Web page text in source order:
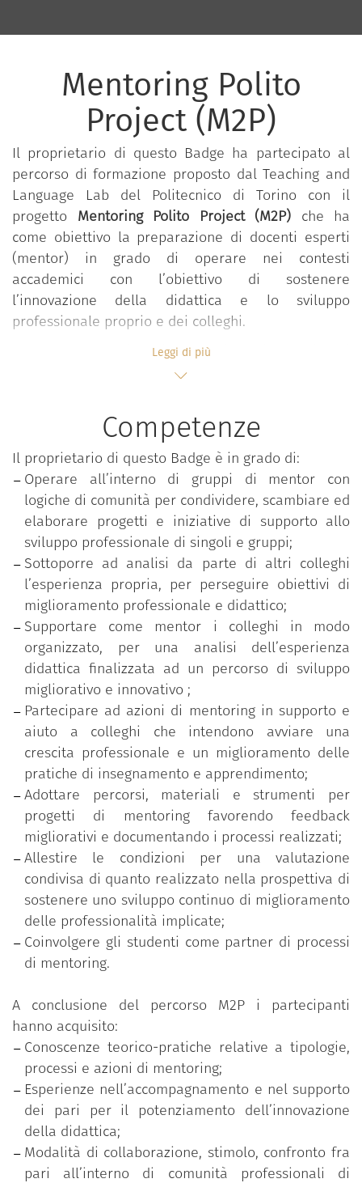
Mentoring Polito
Project (M2P)
Il proprietario di questo Badge ha partecipato al
percorso di formazione proposto dal Teaching and
Language Lab del Politecnico di Torino con il
progetto Mentoring Polito Project (M2P) che ha
come obiettivo la preparazione di docenti esperti
(mentor) in grado di operare nei contesti
accademici con l’obiettivo di sostenere
l’innovazione della didattica e lo sviluppo
professionale proprio e dei colleghi.
Il progetto punta infatti a costruire nei partecipanti
competenze volte ad accompagnare i colleghi
didattiche e professionali, operando in comunità
che riflettono e condividono approcci, valori e
pratiche professionali innovative e facilitano il
processo di affiliazione organizzativa. L’adesione
avviene attraverso una call di ateneo che seleziona
gli aspiranti in base al possesso di titoli formativi e
alla realizzazione di progetti didattici innovativi e di
qualità.
Il percorso progettuale richiede ai partecipanti un
impegno attivo su quattro fasi fra loro strettamente
interconnesse:
una fase di formazione iniziale sulle tematiche
del mentoring con interventi d’aula e workshop
volti a sensibilizzare e preparare i partecipanti
all’azione di supporto dei pari e di
accompagnamento allo sviluppo;
una fase sperimentazione attiva nella quale da
un lato si pratica sul campo il ruolo di mentor
e mentee per una corretta interpretazione
delle dinamiche relazionali e dei processi di
accompagnamento e supporto, dall’altro lato si
valida l’impiego degli strumenti del mentoring
(accordo etico, peer-observation, relazione fra
pari, coinvolgimento degli studenti, utilizzo di
procedure e dispositivi di analisi, …);
una fase di supervisione come spazio di
rielaborazione personale e di gruppo utile per
rafforzare i livelli di consapevolezza in merito
agli approcci relazionali, ai valori e alle
pratiche adottate;
una fase di valutazione del progetto diretta a
individuare aspetti positivi e critici
dell’esperienza, in vista di possibili
miglioramenti e per azioni di sviluppo
implementale del mentoring nel contesto
dell’ateneo.
Leggi di più
Competenze
Il proprietario di questo Badge è in grado di:
Operare all’interno di gruppi di mentor con
logiche di comunità per condividere, scambiare ed
elaborare progetti e iniziative di supporto allo
sviluppo professionale di singoli e gruppi;
Sottoporre ad analisi da parte di altri colleghi
l’esperienza propria, per perseguire obiettivi di
miglioramento professionale e didattico;
Supportare come mentor i colleghi in modo
organizzato, per una analisi dell’esperienza
didattica finalizzata ad un percorso di sviluppo
migliorativo e innovativo ;
Partecipare ad azioni di mentoring in supporto e
aiuto a colleghi che intendono avviare una
crescita professionale e un miglioramento delle
pratiche di insegnamento e apprendimento;
Adottare percorsi, materiali e strumenti per
progetti di mentoring favorendo feedback
migliorativi e documentando i processi realizzati;
Allestire le condizioni per una valutazione
condivisa di quanto realizzato nella prospettiva di
sostenere uno sviluppo continuo di miglioramento
delle professionalità implicate;
Coinvolgere gli studenti come partner di processi
di mentoring.
A conclusione del percorso M2P i partecipanti
hanno acquisito:
Conoscenze teorico-pratiche relative a tipologie,
processi e azioni di mentoring;
Esperienze nell’accompagnamento e nel supporto
dei pari per il potenziamento dell’innovazione
della didattica;
Modalità di collaborazione, stimolo, confronto fra
pari all’interno di comunità professionali di